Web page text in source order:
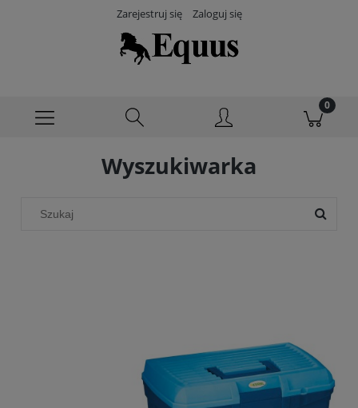
Zarejestruj się Zaloguj się
Wyszukiwarka